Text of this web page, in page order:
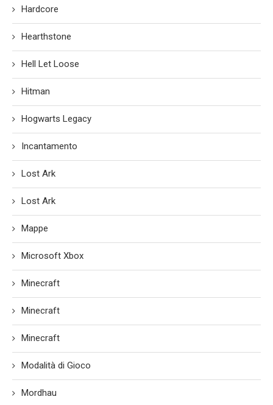
Hardcore
Hearthstone
Hell Let Loose
Hitman
Hogwarts Legacy
Incantamento
Lost Ark
Lost Ark
Mappe
Microsoft Xbox
Minecraft
Minecraft
Minecraft
Modalità di Gioco
Mordhau